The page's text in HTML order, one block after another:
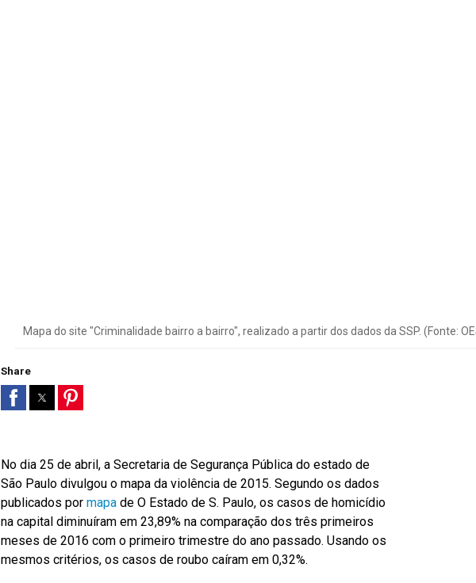
Mapa do site "Criminalidade bairro a bairro", realizado a partir dos dados da SSP. (Fonte:
Share
No dia 25 de abril, a Secretaria de Segurança Pública do estado de
São Paulo divulgou o mapa da violência de 2015. Segundo os dados
publicados por mapa de O Estado de S. Paulo, os casos de homicídio
na capital diminuíram em 23,89% na comparação dos três primeiros
meses de 2016 com o primeiro trimestre do ano passado. Usando os
mesmos critérios, os casos de roubo caíram em 0,32%.